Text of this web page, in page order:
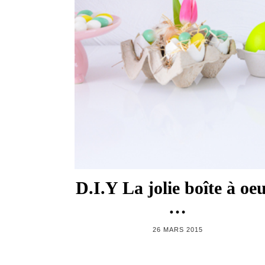
D.I.Y La jolie boîte à
…
26 MARS 2015